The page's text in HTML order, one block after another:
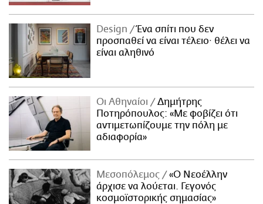
Design
Ένα σπίτι που δεν
προσπαθεί να είναι τέλειο· θέλει να
είναι αληθινό
Οι Αθηναίοι
Δημήτρης
Ποτηρόπουλος: «Με φοβίζει ότι
αντιμετωπίζουμε την πόλη με
αδιαφορία»
Μεσοπόλεμος
«Ο Νεοέλλην
άρχισε να λούεται. Γεγονός
κοσμοϊστορικής σημασίας»